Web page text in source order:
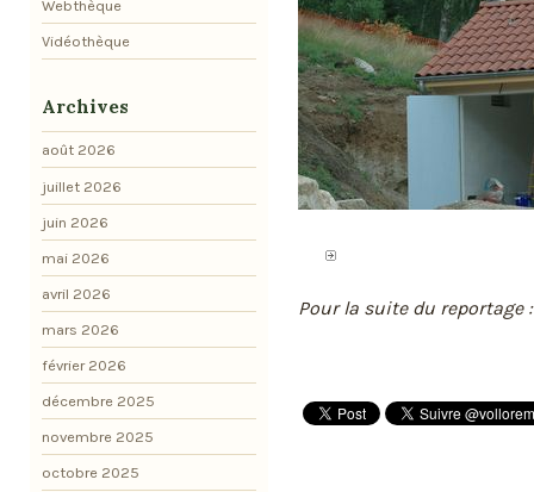
Pour la suite du reportage :
Webthèque
Vidéothèque
Archives
août 2026
juillet 2026
juin 2026
mai 2026
avril 2026
mars 2026
février 2026
décembre 2025
novembre 2025
octobre 2025